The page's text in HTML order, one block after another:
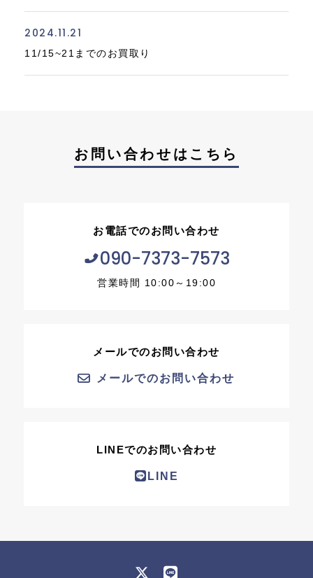
2024.11.21
11/15~21までのお買取り
お問い合わせはこちら
お電話でのお問い合わせ
090-7373-7573
営業時間 10:00～19:00
メールでのお問い合わせ
メールでのお問い合わせ
LINEでのお問い合わせ
LINE